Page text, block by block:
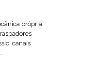
própria
canais